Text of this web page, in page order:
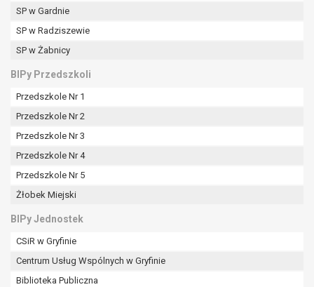
SP w Gardnie
SP w Radziszewie
SP w Żabnicy
BIPy Przedszkoli
Przedszkole Nr 1
Przedszkole Nr 2
Przedszkole Nr 3
Przedszkole Nr 4
Przedszkole Nr 5
Żłobek Miejski
BIPy Jednostek
CSiR w Gryfinie
Centrum Usług Wspólnych w Gryfinie
Biblioteka Publiczna